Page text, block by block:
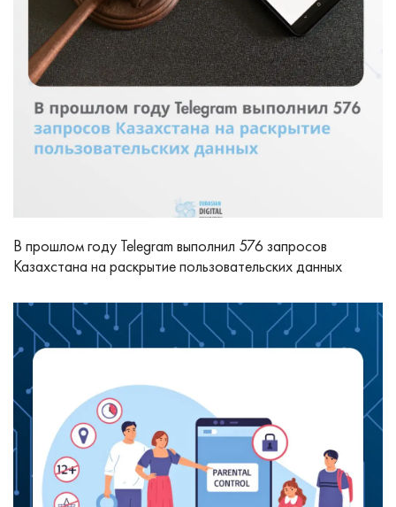
В прошлом году Telegram выполнил 576 запросов
Казахстана на раскрытие пользовательских данных